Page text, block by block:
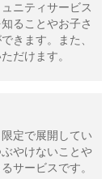
ニティサービス
ることやお子さ
きます。また、
だけます。
定で展開してい
やけないことや
サービスです。